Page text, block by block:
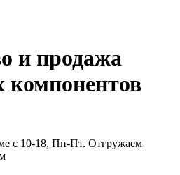
и продажа
компонентов
с 10-18, Пн-Пт. Отгружаем